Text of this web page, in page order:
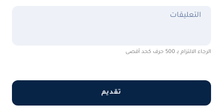
التعليقات
الرجاء الالتزام بـ 500 حرف كحد أقصى
تقديم